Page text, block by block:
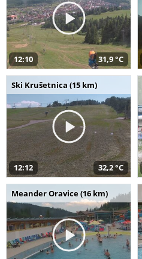
12:10 31,9 °C
Ski Krušetnica (15 km)
12:12 32,2 °C
Meander Oravice (16 km)